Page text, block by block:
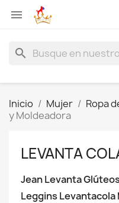

search
Inicio Mujer Ropa
y Moldeadora
LEVANTA
Jean Levanta
Leggins Levantacola